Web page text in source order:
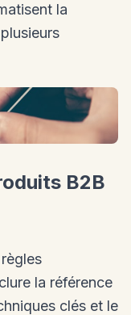
la
B2B
la référence
clés et le